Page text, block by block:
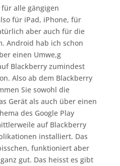
alle gängigen
für iPad, iPhone, für
aber auch für die
Android hab ich schon
einen Umwe,g
Blackberry zumindest
Also ab dem Blackberry
Sie sowohl die
Gerät als auch über einen
des Google Play
auf Blackberry
installiert. Das
funktioniert aber
gut. Das heisst es gibt